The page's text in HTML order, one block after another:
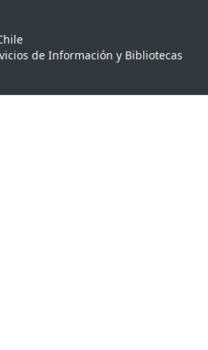
de Información y Bibliotecas